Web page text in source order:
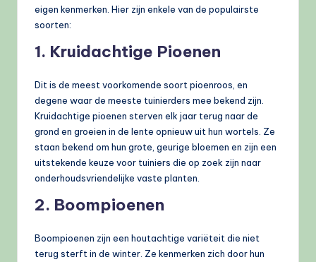
eigen kenmerken. Hier zijn enkele van de populairste
soorten:
1. Kruidachtige Pioenen
Dit is de meest voorkomende soort pioenroos, en
degene waar de meeste tuinierders mee bekend zijn.
Kruidachtige pioenen sterven elk jaar terug naar de
grond en groeien in de lente opnieuw uit hun wortels. Ze
staan bekend om hun grote, geurige bloemen en zijn een
uitstekende keuze voor tuiniers die op zoek zijn naar
onderhoudsvriendelijke vaste planten.
2. Boompioenen
Boompioenen zijn een houtachtige variëteit die niet
terug sterft in de winter. Ze kenmerken zich door hun